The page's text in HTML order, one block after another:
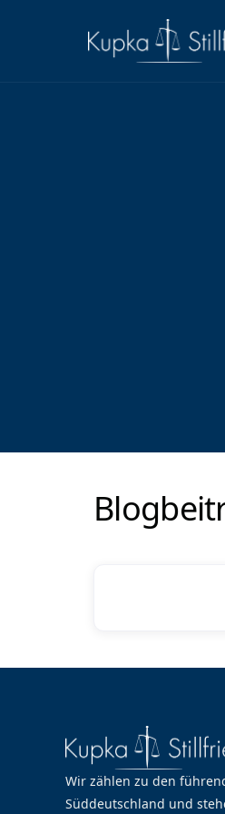
Wir zählen zu den
Süddeutschland und